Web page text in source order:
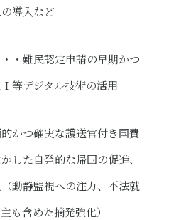
の導入など
・難民認定申請の早期かつ
等デジタル技術の活用
かつ確実な護送官付き国費
した自発的な帰国の促進、
動静監視への注力、不法就
も含めた摘発強化）